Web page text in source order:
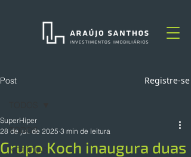
Post Registre-se
TODOS
NOTÍCIAS
Grupo Koch inaugura duas
SuperHiper
28 de jul. de 2025 3 min de leitura